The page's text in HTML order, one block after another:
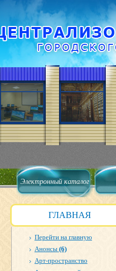
Электронный каталог
ГЛАВНАЯ
Перейти на главную
Анонсы (6)
Арт-пространство